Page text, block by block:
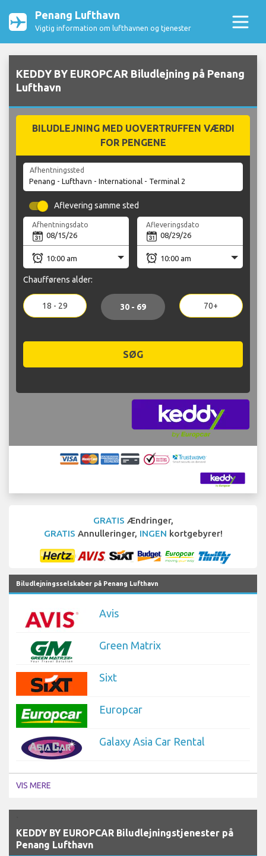
Penang Lufthavn
Vigtig information om lufthavnen og tjenester
KEDDY BY EUROPCAR Biludlejning på Penang
Lufthavn
BILUDLEJNING MED UOVERTRUFFEN VÆRDI
FOR PENGENE
Afhentningssted
Aflevering samme sted
Afhentningsdato Afleveringsdato
Chaufførens alder:
18 - 29 30 - 69 70+
SØG
GRATIS Ændringer,
GRATIS Annulleringer, INGEN kortgebyrer!
Biludlejningsselskaber på Penang Lufthavn
Avis
Green Matrix
Sixt
Europcar
Galaxy Asia Car Rental
VIS MERE
KEDDY BY EUROPCAR Biludlejningstjenester på
Penang Lufthavn